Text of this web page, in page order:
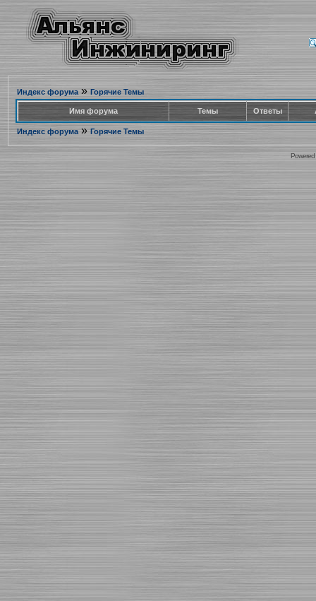
Индекс форума» Горячие Темы
Имя форума Темы Ответы
Индекс форума» Горячие Темы